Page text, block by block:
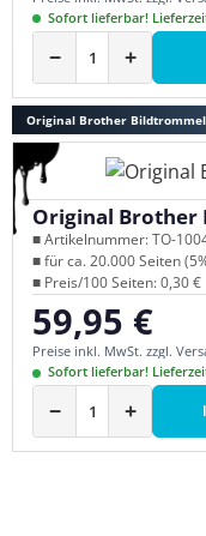
Sofort lieferbar!
− +
Original Brother Bildtrommel
Original Brother
■ Artikelnummer: TO-
■ für ca. 20.000 Seiten
■ Preis/100 Seiten: 0,30 €
Regulärer Preis:
59,95 €
Preise inkl. MwSt. zzgl.
Sofort lieferbar!
− +